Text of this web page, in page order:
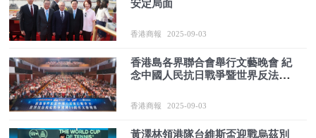
安定局面
香港商報 2025-09-03
香港島各界聯合會舉行文藝晚會 紀
念中國人民抗日戰爭暨世界反法西
香港商報 2025-09-03
黃澤林領港隊台維斯盃迎戰烏茲別